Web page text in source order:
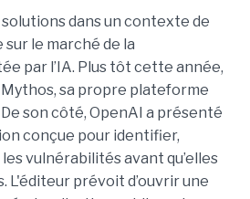
dans un contexte de
le marché de la
par l’IA. Plus tôt cette année,
sa propre plateforme
son côté, OpenAI a présenté
conçue pour identifier,
vulnérabilités avant qu’elles
L'éditeur prévoit d’ouvrir une